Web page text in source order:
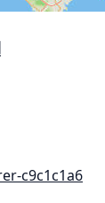
c9c1c1a6